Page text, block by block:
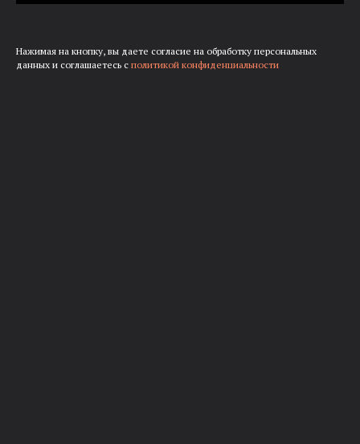
Нажимая на кнопку, вы даете согласие на обработку персональных
данных и соглашаетесь c политикой конфиденциальности